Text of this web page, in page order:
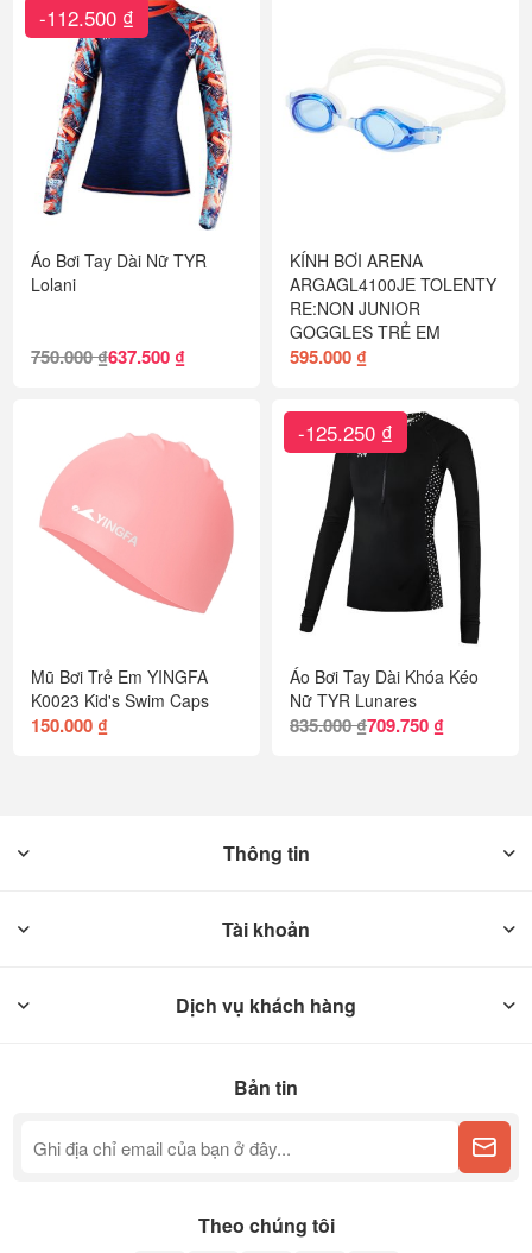
-112.500 ₫
Áo Bơi Tay Dài Nữ TYR
Lolani
750.000 ₫637.500 ₫
KÍNH BƠI ARENA
ARGAGL4100JE TOLENTY
RE:NON JUNIOR
GOGGLES TRẺ EM
595.000 ₫
Mũ Bơi Trẻ Em YINGFA
K0023 Kid's Swim Caps
150.000 ₫
-125.250 ₫
Áo Bơi Tay Dài Khóa Kéo
Nữ TYR Lunares
835.000 ₫709.750 ₫
Thông tin
Tài khoản
Dịch vụ khách hàng
Bản tin
Theo chúng tôi